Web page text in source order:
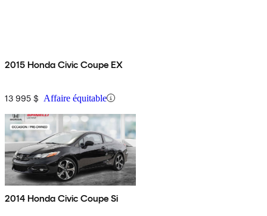
2015 Honda Civic Coupe EX
13 995 $ Affaire équitable
2014 Honda Civic Coupe Si